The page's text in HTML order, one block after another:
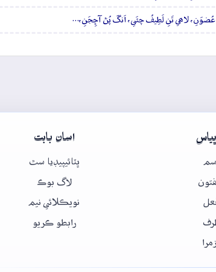
عُضوَنِ، لاھي تَنِ لَطِيفُ چئَي، اَنگَ پُڻ آڇِجَنِ،…
اسان بابت
ڀٽائيپيڊيا سٿ
لاگ بوڪ
نويڪلائي نيم
رابطو ڪريو